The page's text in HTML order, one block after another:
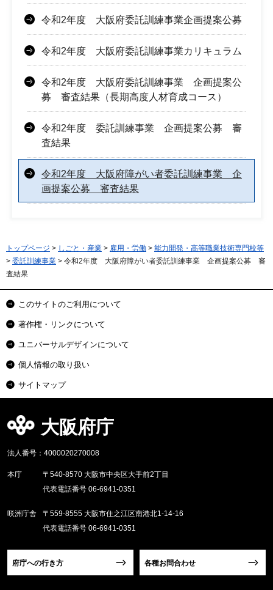
令和2年度 大阪府委託訓練事業企画提案公募
令和2年度 大阪府委託訓練事業カリキュラム
令和2年度 大阪府委託訓練事業 企画提案公
募 審査結果（長期高度人材育成コース）
令和2年度 委託訓練事業 企画提案公募 審
査結果
令和2年度 大阪府障がい者委託訓練事業 企
画提案公募 審査結果
トップページ > しごと・産業 > 雇用・労働 > 能力開発・高等職業技術専門校等
> 委託訓練事業 > 令和2年度 大阪府障がい者委託訓練事業 企画提案公募 審
査結果
このサイトのご利用について
著作権・リンクについて
ユニバーサルデザインについて
個人情報の取り扱い
サイトマップ
大阪府庁
法人番号：4000020270008
本庁
〒540-8570 大阪市中央区大手前2丁目
代表電話番号 06-6941-0351
咲洲庁舎
〒559-8555 大阪市住之江区南港北1-14-16
代表電話番号 06-6941-0351
府庁への行き方 各種お問合わせ